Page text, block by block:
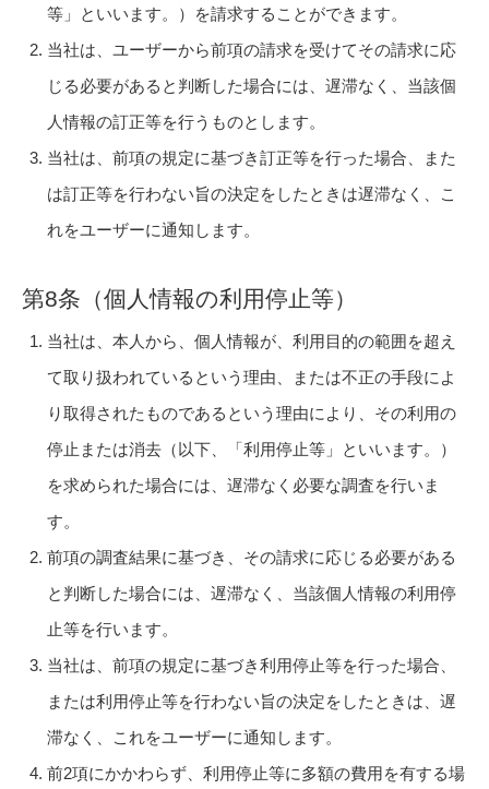
等」といいます。）を請求することができます。
当社は、ユーザーから前項の請求を受けてその請求に応
じる必要があると判断した場合には、遅滞なく、当該個
人情報の訂正等を行うものとします。
当社は、前項の規定に基づき訂正等を行った場合、また
は訂正等を行わない旨の決定をしたときは遅滞なく、こ
れをユーザーに通知します。
第8条（個人情報の利用停止等）
当社は、本人から、個人情報が、利用目的の範囲を超え
て取り扱われているという理由、または不正の手段によ
り取得されたものであるという理由により、その利用の
停止または消去（以下、「利用停止等」といいます。）
を求められた場合には、遅滞なく必要な調査を行いま
す。
前項の調査結果に基づき、その請求に応じる必要がある
と判断した場合には、遅滞なく、当該個人情報の利用停
止等を行います。
当社は、前項の規定に基づき利用停止等を行った場合、
または利用停止等を行わない旨の決定をしたときは、遅
滞なく、これをユーザーに通知します。
前2項にかかわらず、利用停止等に多額の費用を有する場